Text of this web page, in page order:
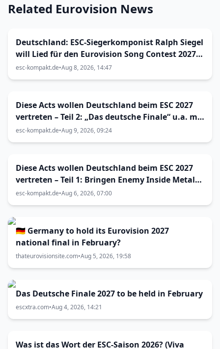
Related Eurovision News
Deutschland: ESC-Siegerkomponist Ralph Siegel
will Lied für den Eurovision Song Contest 2027
in Bulgarien einreichen
esc-kompakt.de•Aug 8, 2026, 14:47
Diese Acts wollen Deutschland beim ESC 2027
vertreten – Teil 2: „Das deutsche Finale“ u.a. mit
RAGAZZKI, The Great Leslie & JUU?
esc-kompakt.de•Aug 9, 2026, 09:24
Diese Acts wollen Deutschland beim ESC 2027
vertreten – Teil 1: Bringen Enemy Inside Metal
zum Vorentscheid?
esc-kompakt.de•Aug 6, 2026, 07:00
🇩🇪 Germany to hold its Eurovision 2027
national final in February?
thateurovisionsite.com•Aug 5, 2026, 19:58
Das Deutsche Finale 2027 to be held in February
escxtra.com•Aug 4, 2026, 14:21
Was ist das Wort der ESC-Saison 2026? (Viva